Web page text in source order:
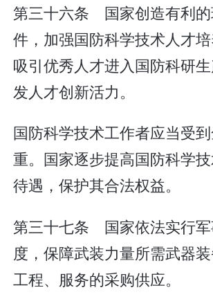
第三十六条 国家创造有利的
件，加强国防科学技术人才
吸引优秀人才进入国防科研
发人才创新活力。
国防科学技术工作者应当受
重。国家逐步提高国防科学
待遇，保护其合法权益。
第三十七条 国家依法实行军
度，保障武装力量所需武器装
工程、服务的采购供应。